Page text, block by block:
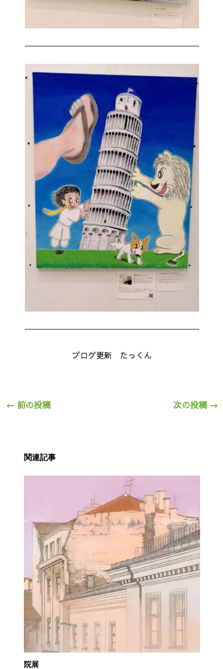
ブログ更新 たっくん
← 前の投稿 次の投稿 →
関連記事
院展